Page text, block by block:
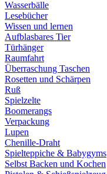
Wasserbälle
Lesebücher
Wissen und lernen
Aufblasbares Tier
Türhänger
Raumfahrt
Überraschung Taschen
Rosetten und Schärpen
Ruß
Spielzelte
Boomerangs
Verpackung
Lupen
Chenille-Draht
Spielteppiche & Babygyms
Selbst Backen und Kochen